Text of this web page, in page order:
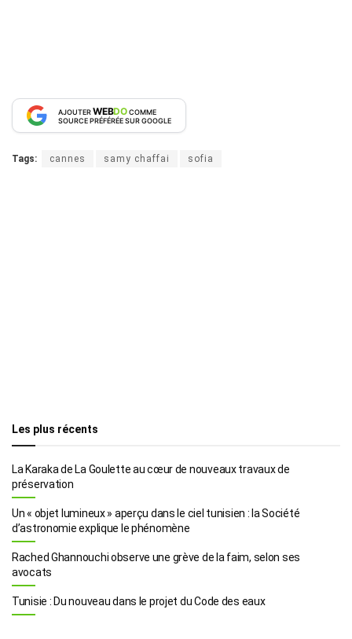
AJOUTERWEBDOCOMME
SOURCE PRÉFÉRÉE SUR GOOGLE
Tags: cannes samy chaffai sofia
Les plus récents
La Karaka de La Goulette au cœur de nouveaux travaux de
préservation
Un « objet lumineux » aperçu dans le ciel tunisien : la Société
d’astronomie explique le phénomène
Rached Ghannouchi observe une grève de la faim, selon ses
avocats
Tunisie : Du nouveau dans le projet du Code des eaux